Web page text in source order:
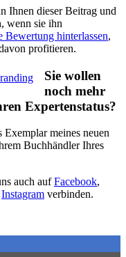
Ihnen dieser Beitrag und
wenn sie ihn
Bewertung hinterlassen,
profitieren.
Sie wollen
noch mehr
Expertenstatus?
meines neuen
Buchhändler Ihres
auch aufFacebook,
Instagram verbinden.